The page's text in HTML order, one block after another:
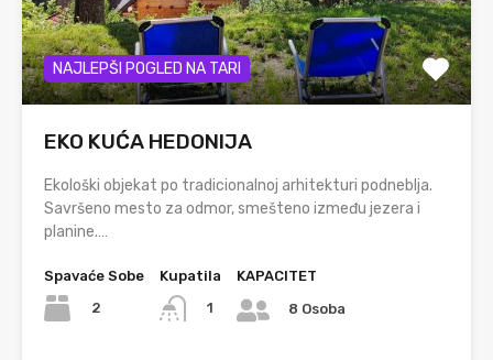
NAJLEPŠI POGLED NA TARI
EKO KUĆA HEDONIJA
Ekološki objekat po tradicionalnoj arhitekturi podneblja.
Savršeno mesto za odmor, smešteno između jezera i
planine.…
Spavaće Sobe
2
Kupatila
1
KAPACITET
8 Osoba